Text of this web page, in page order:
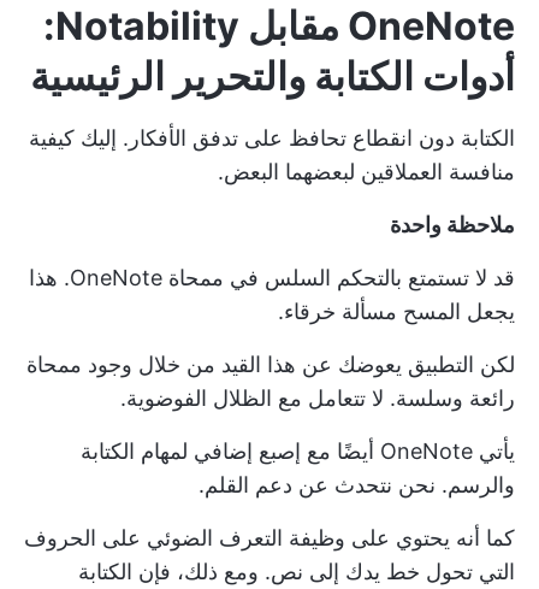
OneNote مقابل Notability:
أدوات الكتابة والتحرير الرئيسية
الكتابة دون انقطاع تحافظ على تدفق الأفكار. إليك كيفية
منافسة العملاقين لبعضهما البعض.
ملاحظة واحدة
قد لا تستمتع بالتحكم السلس في ممحاة OneNote. هذا
يجعل المسح مسألة خرقاء.
لكن التطبيق يعوضك عن هذا القيد من خلال وجود ممحاة
رائعة وسلسة. لا تتعامل مع الظلال الفوضوية.
يأتي OneNote أيضًا مع إصبع إضافي لمهام الكتابة
والرسم. نحن نتحدث عن دعم القلم.
كما أنه يحتوي على وظيفة التعرف الضوئي على الحروف
التي تحول خط يدك إلى نص. ومع ذلك، فإن الكتابة